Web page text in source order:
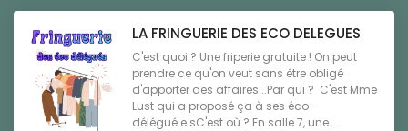
LA FRINGUERIE DES ECO DELEGUES
C'est quoi ? Une friperie gratuite ! On peut
prendre ce qu'on veut sans être obligé
d'apporter des affaires...Par qui ? C'est Mme
Lust qui a proposé ça à ses éco-
délégué.e.sC'est où ? En salle 7, une ...